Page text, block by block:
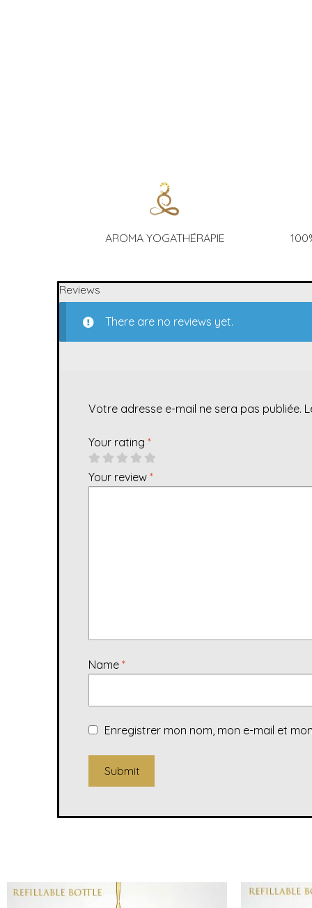
AROMA YOGATHÉRAPIE
Reviews
There are no reviews yet.
Votre adresse e-mail ne sera pas publiée.
Your rating *
Your review *
Name *
Enregistrer mon nom, mon e-mail et
a